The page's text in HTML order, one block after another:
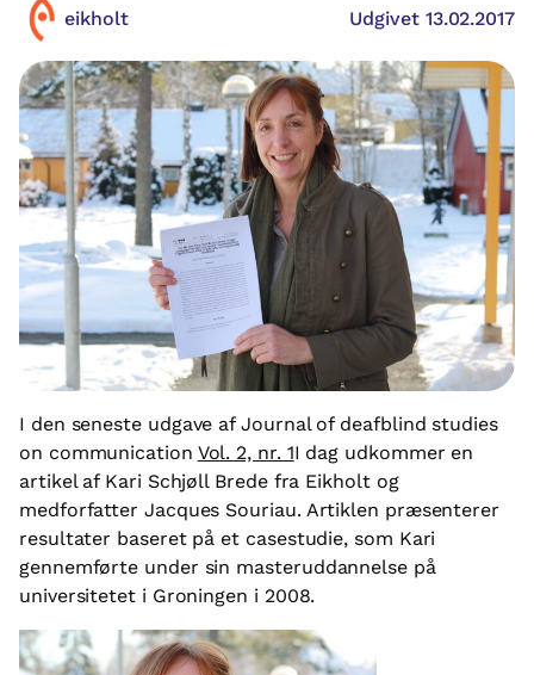
eikholt Udgivet 13.02.2017
I den seneste udgave af Journal of deafblind studies
on communication Vol. 2, nr. 1I dag udkommer en
artikel af Kari Schjøll Brede fra Eikholt og
medforfatter Jacques Souriau. Artiklen præsenterer
resultater baseret på et casestudie, som Kari
gennemførte under sin masteruddannelse på
universitetet i Groningen i 2008.